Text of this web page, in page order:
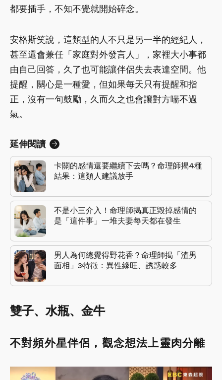
都要插手，不知不覺就開始碎念。
安格斯笑說，這類型的人不只是另一半的經紀人，
甚至還會兼任「家庭對外發言人」，家裡大小事都
由自己回答，久了也可能讓伴侶失去表達空間。他
提醒，關心是一種愛，但如果每天只有提醒和指
正，沒有一句鼓勵，久而久之也會讓對方喘不過
氣。
延伸閱讀
卡關的感情還要繼續下去嗎？命理師揭4種
結果：這類人建議放手
不是小三介入！命理師揭真正毀掉感情的
是「這件事」一堆夫妻每天都在發生
男人為何總覺得野花香？命理師揭「渣男
面相」3特徵：異性緣旺、誘惑較多
雙子、水瓶、金牛
不對頻外星伴侶，觀念想法上靈肉分離